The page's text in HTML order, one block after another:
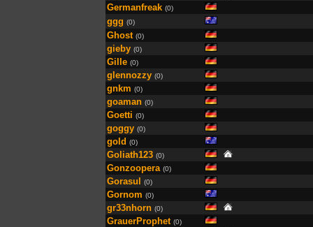
Germanfreak (0)
ggg (0)
Ghost (0)
gieby (0)
Gille (0)
glennozzy (0)
gnkm (0)
goaman (0)
Goetti (0)
goggy (0)
gold (0)
Goliath123 (0)
Gonzoopera (0)
Gorasul (0)
Gornom (0)
gr33nhorn (0)
GrauerProphet (0)